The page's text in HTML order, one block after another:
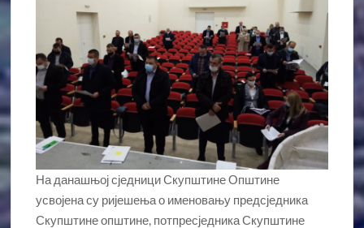
На данашњој сједници Скупштине Општине
усвојена су ријешења о именовању предсједника
Скупштине општине, потпресједника Скупштине